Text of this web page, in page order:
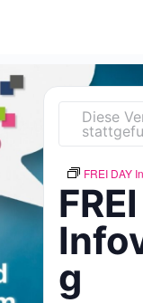
Diese
FREI DAY
g